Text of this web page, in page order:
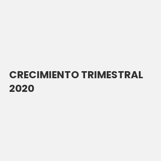
CRECIMIENTO TRIMESTRAL
2020